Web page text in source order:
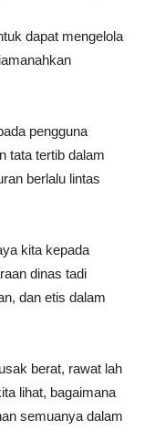
dapat mengelola
pengguna
tata tertib dalam
berlalu lintas
kita kepada
dinas tadi
dan etis dalam
berat, rawat lah
lihat, bagaimana
semuanya dalam